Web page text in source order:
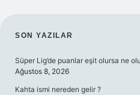
SIDEBAR
SON YAZILAR
Süper Lig’de puanlar eşit olursa ne
Ağustos 8, 2026
Kahta ismi nereden gelir ?